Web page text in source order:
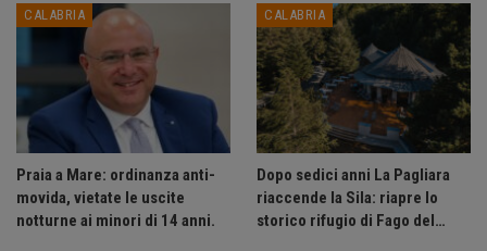
CALABRIA
Praia a Mare: ordinanza anti-
movida, vietate le uscite
notturne ai minori di 14 anni.
CALABRIA
Dopo sedici anni La Pagliara
riaccende la Sila: riapre lo
storico rifugio di Fago del…